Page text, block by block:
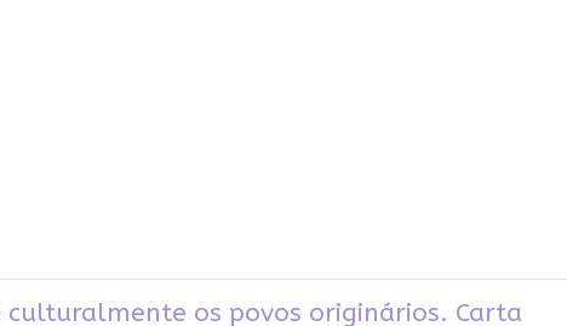
os povos originários. Carta